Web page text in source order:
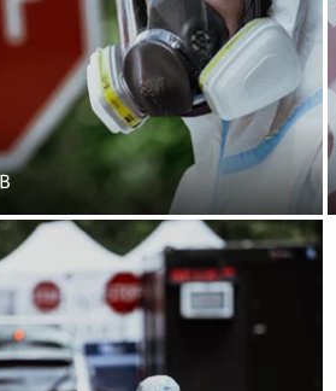
pobierania wymazów w Gnieźnie